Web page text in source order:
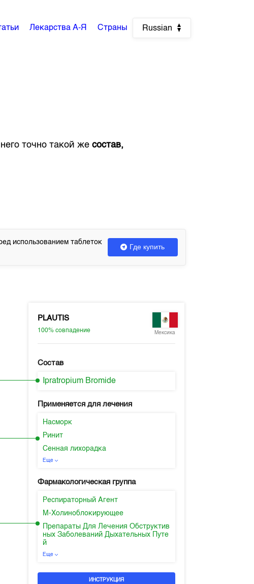
Лекарства А-Я Страны Russian
точно такой же состав,
использованием таблеток
Где купить
PLAUTIS
100% совпадение Мексика
Состав
Ipratropium Bromide
Применяется для лечения
Насморк
Ринит
Сенная лихорадка
Еще
Фармакологическая группа
Респираторный Агент
М-Холиноблокирующее
Препараты Для Лечения Обструктив
ных Заболеваний Дыхательных Путе
й
Еще
ИНСТРУКЦИЯ